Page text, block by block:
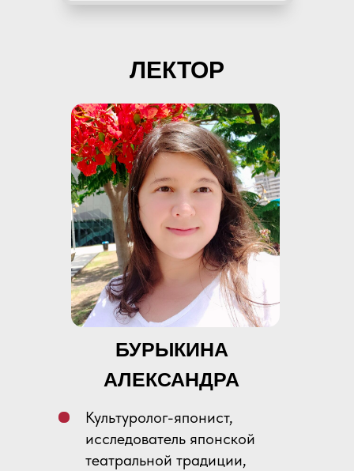
БУРЫКИНА
АЛЕКСАНДРА
ЛЕКТОР
Культуролог-японист,
исследователь японской
театральной традиции,